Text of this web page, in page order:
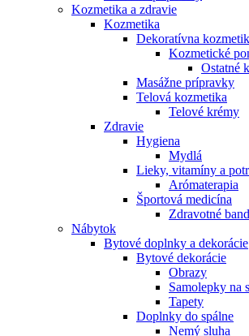
Kozmetika a zdravie
Kozmetika
Dekoratívna
Kozmetické
Ostatné
Masážne prípravky
Telová kozmetika
Telové krémy
Zdravie
Hygiena
Mydlá
Lieky, vitamíny a
Arómaterapia
Športová medicína
Zdravotné
Nábytok
Bytové doplnky a dekorácie
Bytové dekorácie
Obrazy
Samolepky na
Tapety
Doplnky do spálne
Nemý sluha